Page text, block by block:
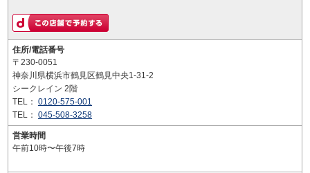
住所/電話番号
〒230-0051
神奈川県横浜市鶴見区鶴見中央1-31-2
シークレイン 2階
TEL： 0120-575-001
TEL： 045-508-3258
営業時間
午前10時〜午後7時